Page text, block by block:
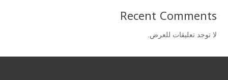
Recent Comments
لا توجد تعليقات للعرض.